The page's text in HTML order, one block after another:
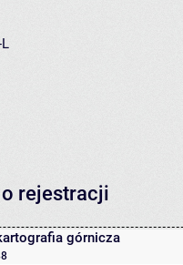
rejestracji
górnicza